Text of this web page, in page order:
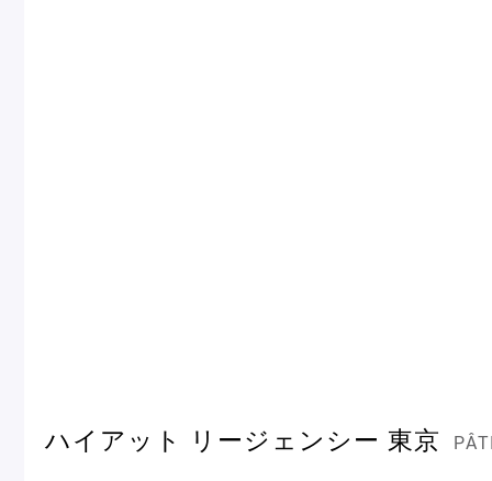
ハイアット リージェンシー 東京